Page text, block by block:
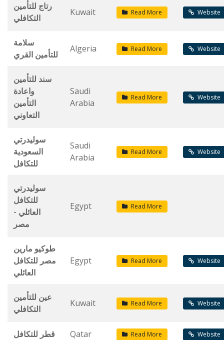
رتاج للتأمين
التكافلي
Kuwait Read More Website
سلامة
للتأمين القري
Algeria Read More Website
سند للتأمين
واعادة
التأمين
التعاوني
Saudi
Arabia
Read More Website
سوليدرتي
السعودية
للتكافل
Saudi
Arabia
Read More Website
سوليدرتي
للتكافل
العائلي -
مصر
Egypt Read More
طوكيو مارين
مصر للتكافل
العائلي
Egypt Read More Website
عين للتأمين
التكافلي
Kuwait Read More Website
قطر للتكافل Qatar Read More Website